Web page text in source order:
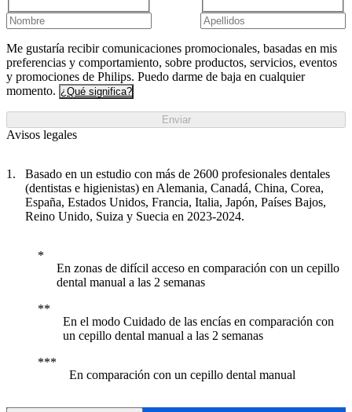
Me gustaría recibir comunicaciones promocionales, basadas en mis
preferencias y comportamiento, sobre productos, servicios, eventos
y promociones de Philips. Puedo darme de baja en cualquier
momento. ¿Qué significa?
Enviar
Avisos legales
Basado en un estudio con más de 2600 profesionales dentales
(dentistas e higienistas) en Alemania, Canadá, China, Corea,
España, Estados Unidos, Francia, Italia, Japón, Países Bajos,
Reino Unido, Suiza y Suecia en 2023-2024.
En zonas de difícil acceso en comparación con un cepillo
dental manual a las 2 semanas
En el modo Cuidado de las encías en comparación con
un cepillo dental manual a las 2 semanas
En comparación con un cepillo dental manual